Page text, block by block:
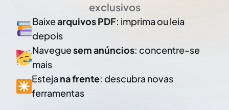
exclusivos
Baixearquivos PDF: imprima ou leia
depois
Naveguesem anúncios: concentre-se
mais
Esteja na frente: descubra novas
ferramentas